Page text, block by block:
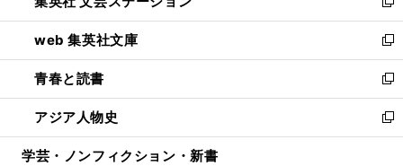
ィ
ン
ド
ウ
で
開
く
い
ウ
ィ
ン
ド
ウ
で
開
新
し
い
ウ
ィ
ン
ド
ウ
web 集英社文庫
新
し
い
ウ
ィ
ン
青春と読書
新
し
い
ウ
アジア人物史
新
し
学芸・ノンフィクション・新書